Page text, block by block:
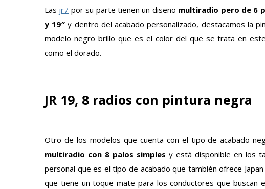
Las jr7 por su parte tienen un diseño multiradio pero de 6
y 19″ y dentro del acabado personalizado, destacamos la
modelo negro brillo que es el color del que se trata en
como el dorado.
JR 19, 8 radios con pintura negra
Otro de los modelos que cuenta con el tipo de acabado
multiradio con 8 palos simples y está disponible en los
personal que es el tipo de acabado que también ofrece
que tiene un toque mate para los conductores que